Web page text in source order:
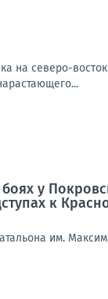
на северо-
у
к
им.